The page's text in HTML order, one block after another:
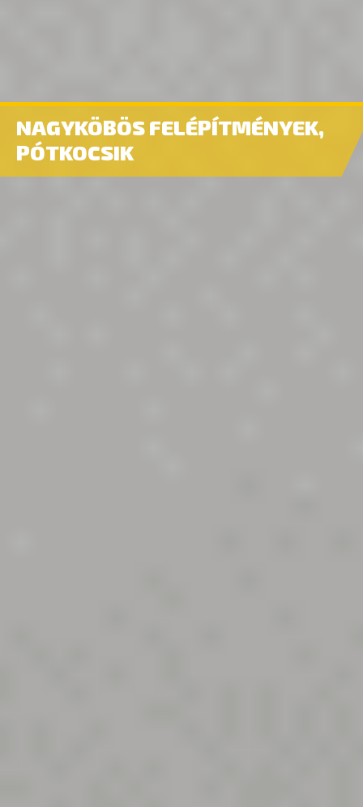
NAGYKÖBÖS FELÉPÍTMÉNYEK,
PÓTKOCSIK